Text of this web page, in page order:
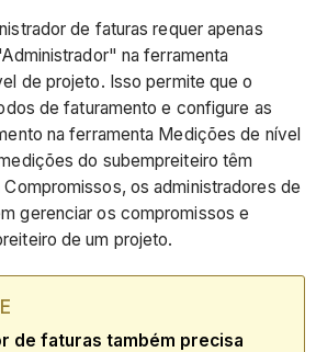
de faturas requer apenas
na ferramenta
de projeto. Isso permite que o
de faturamento e configure as
na ferramenta Medições de nível
do subempreiteiro têm
os administradores de
gerenciar os compromissos e
de um projeto.
de faturas também precisa